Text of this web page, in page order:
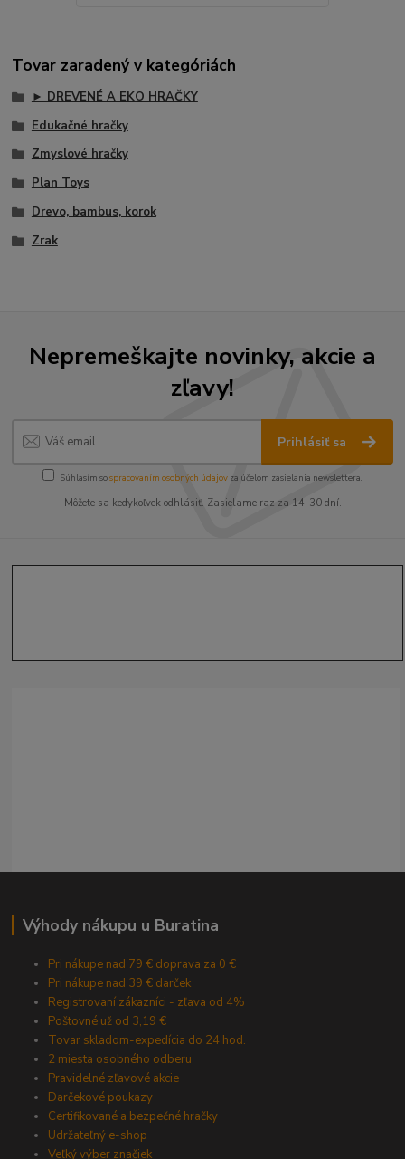
Tovar zaradený v kategóriách
► DREVENÉ A EKO HRAČKY
Edukačné hračky
Zmyslové hračky
Plan Toys
Drevo, bambus, korok
Zrak
Nepremeškajte novinky, akcie a
zľavy!
Prihlásiť sa
Súhlasím sospracovaním osobných údajov za účelom zasielania newslettera.
Môžete sa kedykoľvek odhlásiť. Zasielame raz za 14-30 dní.
Výhody nákupu u Buratina
Pri nákupe nad 79 € doprava za 0 €
Pri nákupe nad 39 € darček
Registrovaní zákazníci - zľava od 4%
Poštovné už od 3,19 €
Tovar skladom-expedícia do 24 hod.
2 miesta osobného odberu
Pravidelné zľavové akcie
Darčekové poukazy
Certifikované a bezpečné hračky
Udržateľný e-shop
Veľký výber značiek